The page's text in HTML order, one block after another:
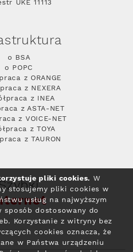
UKE 11113
o BSA
o POPC
z ORANGE
z NEXERA
z INEA
z ASTA-NET
z VOICE-NET
z TOYA
z TAURON
pliki cookies. W
stosujemy pliki cookies w
usług na najwyższym
sposób dostosowany do
Korzystanie z witryny bez
cookies oznacza, że
w Państwa urządzeniu